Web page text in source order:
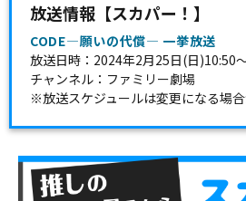
放送情報【スカパー！】
CODE―願いの代償― 一挙放送
放送日時：2024年2月25日(日)10:50
チャンネル：ファミリー劇場
※放送スケジュールは変更になる場